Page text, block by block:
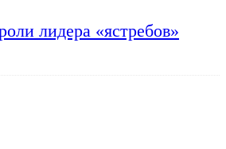
лидера «ястребов»